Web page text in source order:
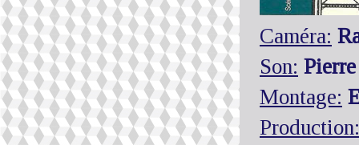
Caméra:
Son:
Montage:
Production: